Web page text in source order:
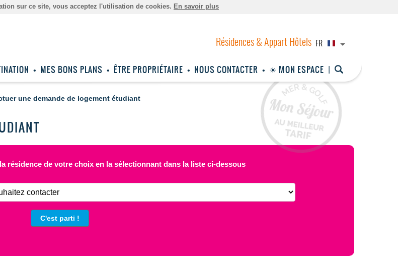
sur ce site, vous acceptez l'utilisation de cookies. En savoir plus
FR
MES BONS PLANS ÊTRE PROPRIÉTAIRE NOUS CONTACTER ☀ MON ESPACE
une demande de logement étudiant
résidence de votre choix en la sélectionnant dans la liste ci-dessous